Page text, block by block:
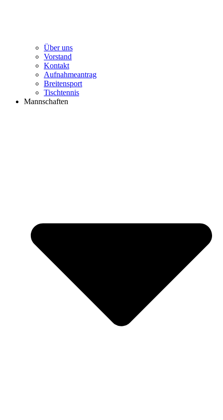
Über uns
Vorstand
Kontakt
Aufnahmeantrag
Breitensport
Tischtennis
Mannschaften